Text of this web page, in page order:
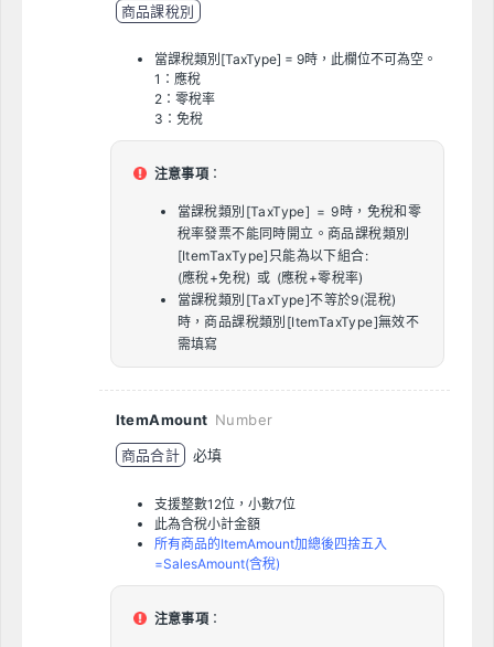
商品課稅別
當課稅類別[TaxType] = 9時，此欄位不可為空。
1：應稅
2：零稅率
3：免稅
注意事項 ：
當課稅類別[TaxType] = 9時，免稅和零
稅率發票不能同時開立。商品課稅類別
[ItemTaxType]只能為以下組合:
(應稅+免稅) 或 (應稅+零稅率)
當課稅類別[TaxType]不等於9(混稅)
時，商品課稅類別[ItemTaxType]無效不
需填寫
ItemAmount Number
商品合計
必填
支援整數12位，小數7位
此為含稅小計金額
所有商品的ItemAmount加總後四捨五入
=SalesAmount(含稅)
注意事項 ：